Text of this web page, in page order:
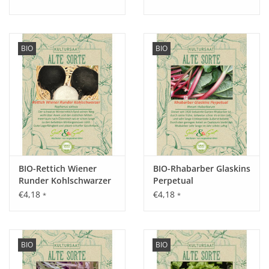
Aussaat:
Vorkultur von Februar - März, ab April/Mai auspflanzen oder
ab April - August direkt ins Freiland.
Keimung:
nach 6 - 15 Tagen bei 10 - 16°C.
Kultur:
Abstand 35 cm, nicht zu tief einpflanzen.
Saattiefe: Saatgut nur ganz leicht mit Erde bedecken.
BIO
BIO-Rettich Wiener
Runder Kohlschwarzer
€4,18 *
BIO
BIO-Rhabarber Glaskins
Perpetual
€4,18 *
BIO BIO